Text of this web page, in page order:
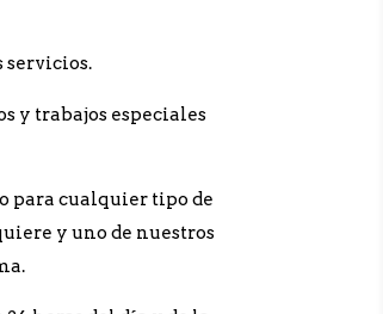
servicios.
y trabajos especiales
para cualquier tipo de
y uno de nuestros